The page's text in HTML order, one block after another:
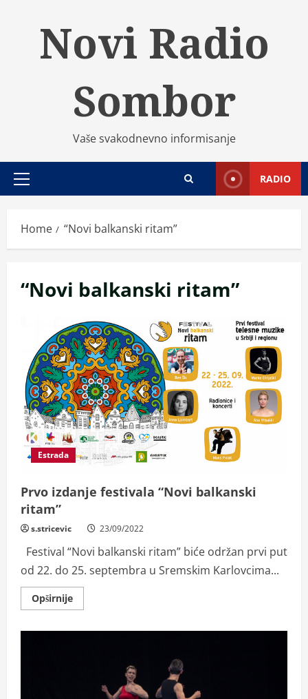
Novi Radio
Sombor
Vaše svakodnevno informisanje
Primary
RADIO
Home “Novi balkanski ritam”
“Novi balkanski ritam”
Estrada
Prvo izdanje festivala “Novi balkanski
ritam”
s.stricevic 23/09/2022
Festival “Novi balkanski ritam” biće održan prvi put
od 22. do 25. septembra u Sremskim Karlovcima...
OpširnijeRead
more